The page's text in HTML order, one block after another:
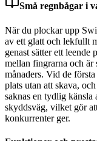
Små regnbågar i
När du plockar upp
av ett glatt och lekfullt
genast sätter ett
mellan fingrarna och är
månaders. Vid de
plats utan att skava,
saknas en tydlig
skyddsväg, vilket gör
konkurrenter ger.